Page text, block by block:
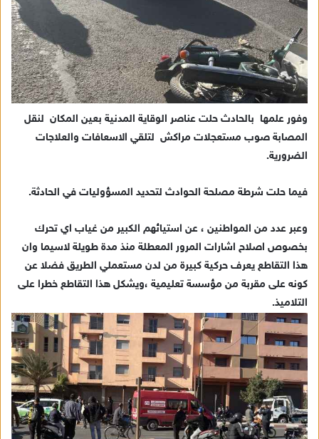
ا
وفور علمها بالحادث حلت عناصر الوقاية المدنية بعين المكان لنقل
المصابة صوب مستعجلات مراكش لتلقي الاسعافات والعلاجات
الضرورية.
فيما حلت شرطة مصلحة الحوادث لتحديد المسؤوليات في الحادثة.
وعبر عدد من المواطنين ، عن استيائهم الكبير من غياب اي تحرك
بخصوص اصلاح اشارات المرور المعطلة منذ مدة طويلة لاسيما وان
هذا التقاطع يعرف حركية كبيرة من لدن مستعملي الطريق فضلا عن
كونه على مقربة من مؤسسة تعليمية ،ويشكل هذا التقاطع خطرا على
التلاميذ.